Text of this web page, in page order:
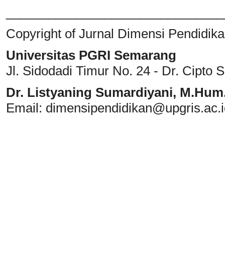
Copyright of Jurnal Dimensi
Universitas PGRI Semarang
Jl. Sidodadi Timur No. 24 - Dr. Cipto
Dr. Listyaning Sumardiyani,
Email: